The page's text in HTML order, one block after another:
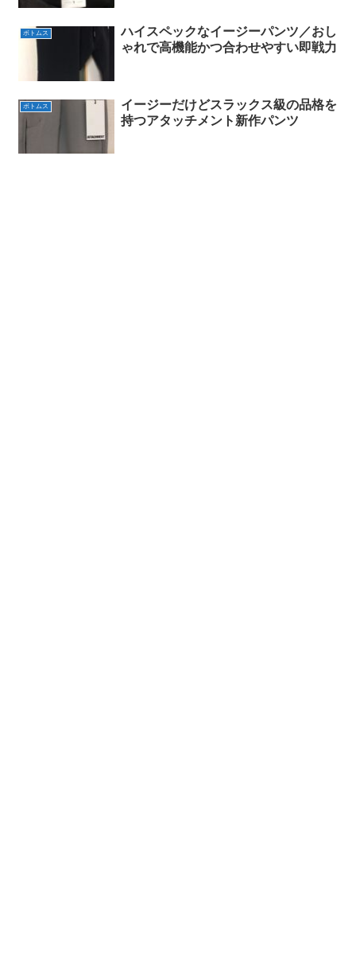
ボトムス
ハイスペックなイージーパンツ／おし
ゃれで高機能かつ合わせやすい即戦力
ボトムス
イージーだけどスラックス級の品格を
持つアタッチメント新作パンツ